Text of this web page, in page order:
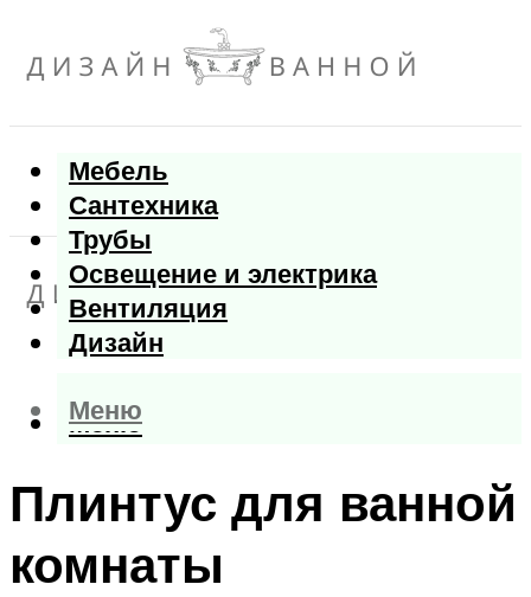
Мебель
Сантехника
Трубы
Освещение и электрика
Вентиляция
Дизайн
Меню
Меню
Плинтус для ванной
комнаты